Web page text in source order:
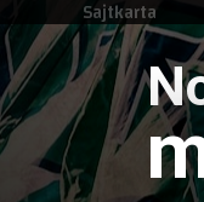
Sajtkarta